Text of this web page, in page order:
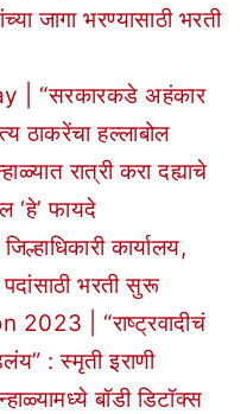
जागा भरण्यासाठी भरती
| “सरकारकडे अहंकार
ठाकरेंचा हल्लाबोल
रात्री करा दह्याचे
‘हे’ फायदे
कार्यालय,
पदांसाठी भरती सुरू
| “राष्ट्रवादीचं
: स्मृती इराणी
बॉडी डिटॉक्स